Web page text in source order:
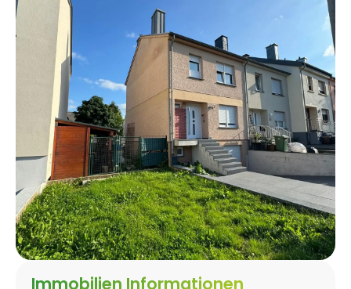
Immobilien Informationen